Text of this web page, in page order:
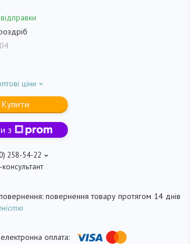
ціни
Купити
з
258-54-22
повернення товару протягом 14 днів